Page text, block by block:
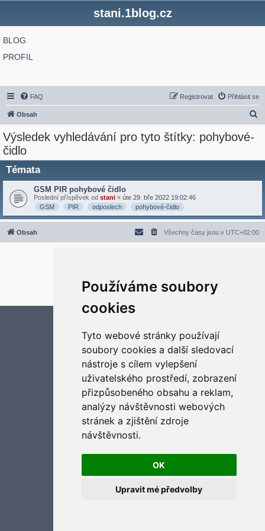
Používáme soubory
cookies
Tyto webové stránky používají
soubory cookies a další sledovací
nástroje s cílem vylepšení
uživatelského prostředí, zobrazení
přizpůsobeného obsahu a reklam,
analýzy návštěvnosti webových
stránek a zjištění zdroje
návštěvnosti.
OK
Upravit mé předvolby
stani.1blog.cz
BLOG
PROFIL
FAQ Přihlásit se
Registrovat
Obsah
Výsledek vyhledávání pro tyto štítky: pohybové-
čidlo
Témata
GSM PIR pohybové čidlo
Poslední příspěvek od stani « úte 29. bře 2022 19:02:46
GSM
PIR odposlech pohybové-čidlo
Obsah Všechny časy jsou v UTC+02:00
Optimized by:phpBB SEO
| Podmínky